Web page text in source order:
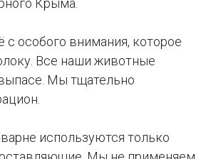
Крыма.
с особого внимания, которое
Все наши животные
Мы тщательно
используются только